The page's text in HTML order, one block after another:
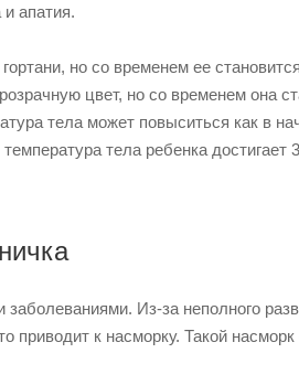
апатия.
но со временем ее
цвет, но со временем она
тела может повыситься как в
тела ребенка достигает
Из-за неполного
приводит к насморку. Такой